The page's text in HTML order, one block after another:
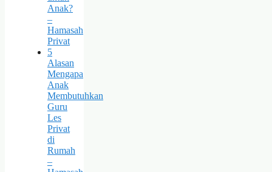
Anak?
–
Hamasah
Privat
5
Alasan
Mengapa
Anak
Membutuhkan
Guru
Les
Privat
di
Rumah
–